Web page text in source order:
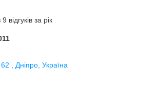
відгуків за рік
, Дніпро, Україна